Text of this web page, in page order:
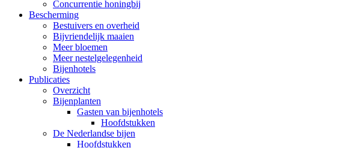
Concurrentie honingbij
Bescherming
Bestuivers en overheid
Bijvriendelijk maaien
Meer bloemen
Meer nestelgelegenheid
Bijenhotels
Publicaties
Overzicht
Bijenplanten
Gasten van bijenhotels
Hoofdstukken
De Nederlandse bijen
Hoofdstukken